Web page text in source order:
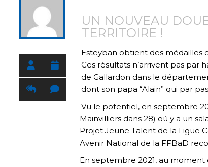
UN NOUVEAU
TERRITOIRE !
Esteyban obtient des médailles
Ces résultats n’arrivent pas par
de Gallardon dans le
dont son papa “Alain” qui par
Vu le potentiel, en septembre
Mainvilliers dans 28) où y a un
Projet Jeune Talent de la Ligue
Avenir National de la FFBaD
En septembre 2021, au